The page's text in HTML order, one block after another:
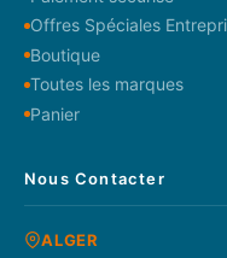
Offres Spéciales
Boutique
Toutes les marques
Panier
Nous Contacter
ALGER